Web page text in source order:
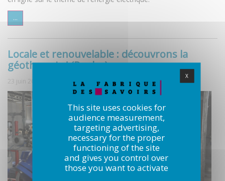
...
Locale et renouvelable : découvrons la
géothermie ! (Replay)
23 juin 2022
X
This site uses cookies for
audience measurement,
targeting advertising,
necessary for the proper
functioning of the site
and gives you control over
those you want to activate